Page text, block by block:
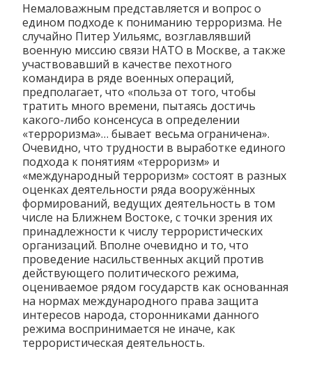
Немаловажным представляется и вопрос о
едином подходе к пониманию терроризма. Не
случайно Питер Уильямс, возглавлявший
военную миссию связи НАТО в Москве, а также
участвовавший в качестве пехотного
командира в ряде военных операций,
предполагает, что «польза от того, чтобы
тратить много времени, пытаясь достичь
какого-либо консенсуса в определении
«терроризма»… бывает весьма ограничена».
Очевидно, что трудности в выработке единого
подхода к понятиям «терроризм» и
«международный терроризм» состоят в разных
оценках деятельности ряда вооружённых
формирований, ведущих деятельность в том
числе на Ближнем Востоке, с точки зрения их
принадлежности к числу террористических
организаций. Вполне очевидно и то, что
проведение насильственных акций против
действующего политического режима,
оцениваемое рядом государств как основанная
на нормах международного права защита
интересов народа, сторонниками данного
режима воспринимается не иначе, как
террористическая деятельность.